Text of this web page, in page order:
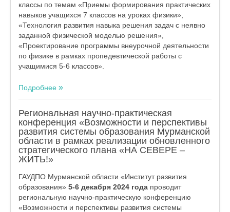
классы по темам «Приемы формирования практических
навыков учащихся 7 классов на уроках физики»,
«Технология развития навыка решения задач с неявно
заданной физической моделью решения»,
«Проектирование программы внеурочной деятельности
по физике в рамках пропедевтической работы с
учащимися 5-6 классов».
Подробнее
Региональная научно-практическая
конференция «Возможности и перспективы
развития системы образования Мурманской
области в рамках реализации обновленного
стратегического плана «НА СЕВЕРЕ –
ЖИТЬ!»
ГАУДПО Мурманской области «Институт развития
образования» 5-6 декабря 2024 года проводит
региональную научно-практическую конференцию
«Возможности и перспективы развития системы